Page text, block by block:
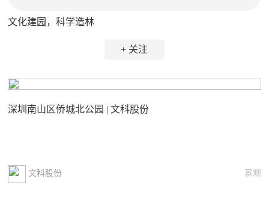
文化建园，科学造林
+ 关注
深圳南山区侨城北公园 | 文科股份
文科股份 景观